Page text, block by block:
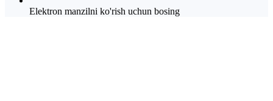
Elektron manzilni ko'rish uchun bosing